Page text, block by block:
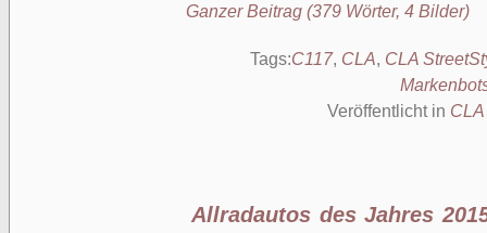
Ganzer Beitrag (379 Wörter, 4 Bilder)
Tags:C117, CLA, CLA
Veröffentlicht in CLA
Allradautos des Jahres